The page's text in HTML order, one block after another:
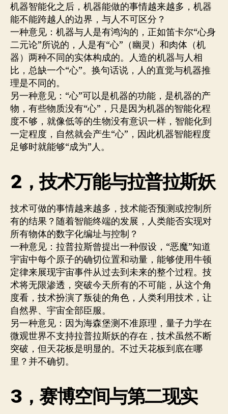
机器智能化之后，机器能做的事情越来越多，机器
能不能跨越人的边界，与人不可区分？
一种意见：机器与人是有鸿沟的，正如笛卡尔“心身
二元论”所说的，人是有“心”（幽灵）和肉体（机
器）两种不同的实体构成的。人造的机器与人相
比，总缺一个“心”。换句话说，人的直觉与机器推
理是不同的。
另一种意见：“心”可以是机器的功能，是机器的产
物，有些物质没有“心”，只是因为机器的智能化程
度不够，就像低等的生物没有意识一样，智能化到
一定程度，自然就会产生“心”，因此机器智能程度
足够时就能够“成为”人。
2，技术万能与拉普拉斯妖
技术可做的事情越来越多，技术能否预测或控制所
有的结果？随着智能终端的发展，人类能否实现对
所有物体的数字化编址与控制？
一种意见：拉普拉斯曾提出一种假设，“恶魔”知道
宇宙中每个原子的确切位置和动量，能够使用牛顿
定律来展现宇宙事件从过去到未来的整个过程。技
术将无限渗透，突破今天所有的不可能，从这个角
度看，技术扮演了叛徒的角色，人类利用技术，让
自然界、宇宙全部臣服。
另一种意见：因为海森堡测不准原理，量子力学在
微观世界不支持拉普拉斯妖的存在，技术虽然不断
突破，但天花板是明显的。不过天花板到底在哪
里？并不确切。
3，赛博空间与第二现实